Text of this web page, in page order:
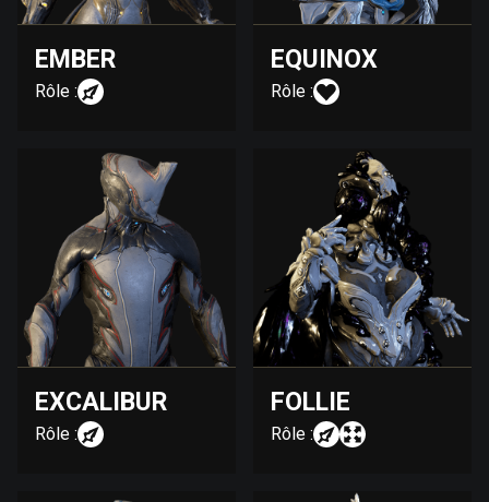
EMBER
Rôle :
EQUINOX
Rôle :
EXCALIBUR
Rôle :
FOLLIE
Rôle :